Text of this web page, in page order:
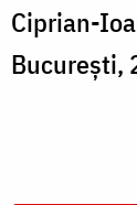
Ciprian-
București,